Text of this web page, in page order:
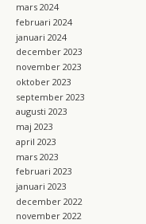
mars 2024
februari 2024
januari 2024
december 2023
november 2023
oktober 2023
september 2023
augusti 2023
maj 2023
april 2023
mars 2023
februari 2023
januari 2023
december 2022
november 2022